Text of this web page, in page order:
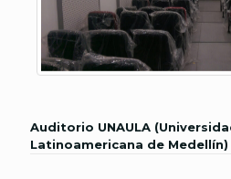
Auditorio UNAULA
Latinoamericana de Medellín)